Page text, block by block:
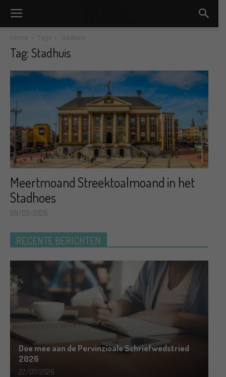
Home Tags Stadhuis
Tag: Stadhuis
Meertmoand Streektoalmoand in het
Stadhoes
09/03/2026
RECENTE BERICHTEN
Doe mee aan de Pervinzioale Schriefwedstried
2026
22/07/2026